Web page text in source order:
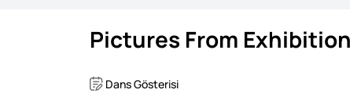
Pictures From
Dans Gösterisi